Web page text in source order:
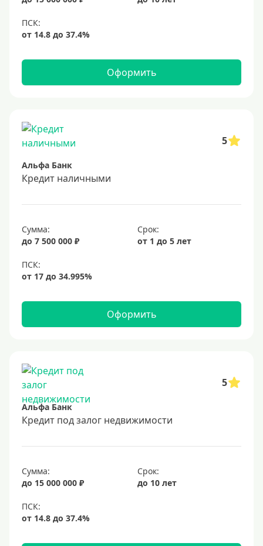
Оформить
5
Альфа Банк
Кредит наличными
Сумма:
до 7 500 000 ₽
Срок:
от 1 до 5 лет
Оформить
5
Альфа Банк
Кредит под залог недвижимости
Сумма:
до 15 000 000 ₽
Срок:
до 10 лет